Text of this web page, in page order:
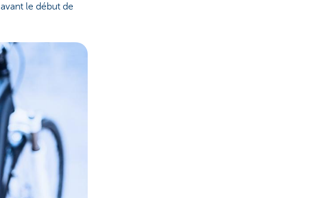
avant le début de